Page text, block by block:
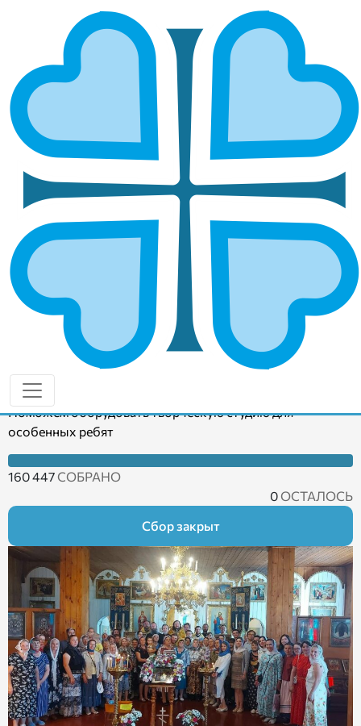
ВЫ ПОМОГЛИ
ГЛАВНАЯ ВЫ ПОМОГЛИ
Откройте окно в будущее «Дома мечты» Казани
Поможем оборудовать творческую студию для
особенных ребят
160 447СОБРАНО
0ОСТАЛОСЬ
Сбор закрыт
Подписаться